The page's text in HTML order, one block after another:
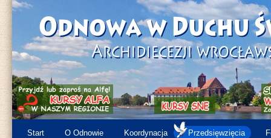
Start O Odnowie Koordynacja Przedsięwzięcia